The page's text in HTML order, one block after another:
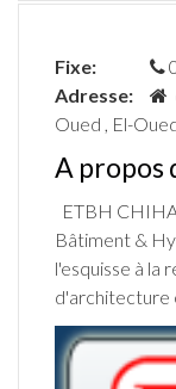
Fixe:
Adresse:
Oued , El-
A propos
ETBH
Bâtiment &
l'esquisse à la
d'architecture